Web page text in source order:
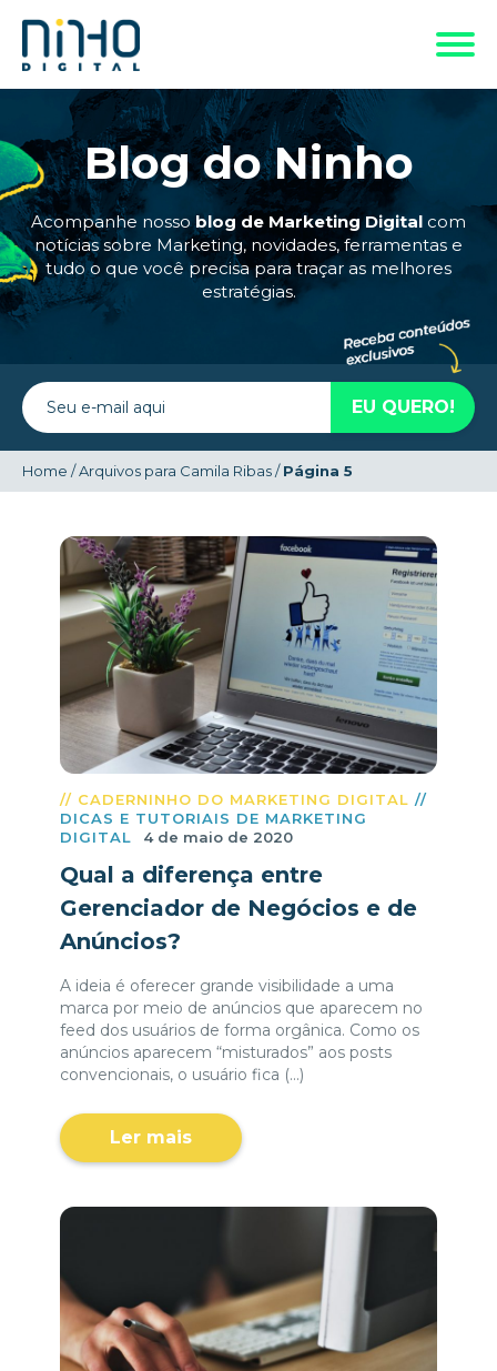
Blog do Ninho
Acompanhe nossoblog de Marketing Digital com
notícias sobre Marketing, novidades, ferramentas e
tudo o que você precisa para traçar as melhores
estratégias.
Home /Arquivos para Camila Ribas/Página 5
// CADERNINHO DO MARKETING DIGITAL //
DICAS E TUTORIAIS DE MARKETING
DIGITAL
4 de maio de 2020
Qual a diferença entre
Gerenciador de Negócios e de
Anúncios?
A ideia é oferecer grande visibilidade a uma
marca por meio de anúncios que aparecem no
feed dos usuários de forma orgânica. Como os
anúncios aparecem “misturados” aos posts
convencionais, o usuário fica (...)
Ler mais